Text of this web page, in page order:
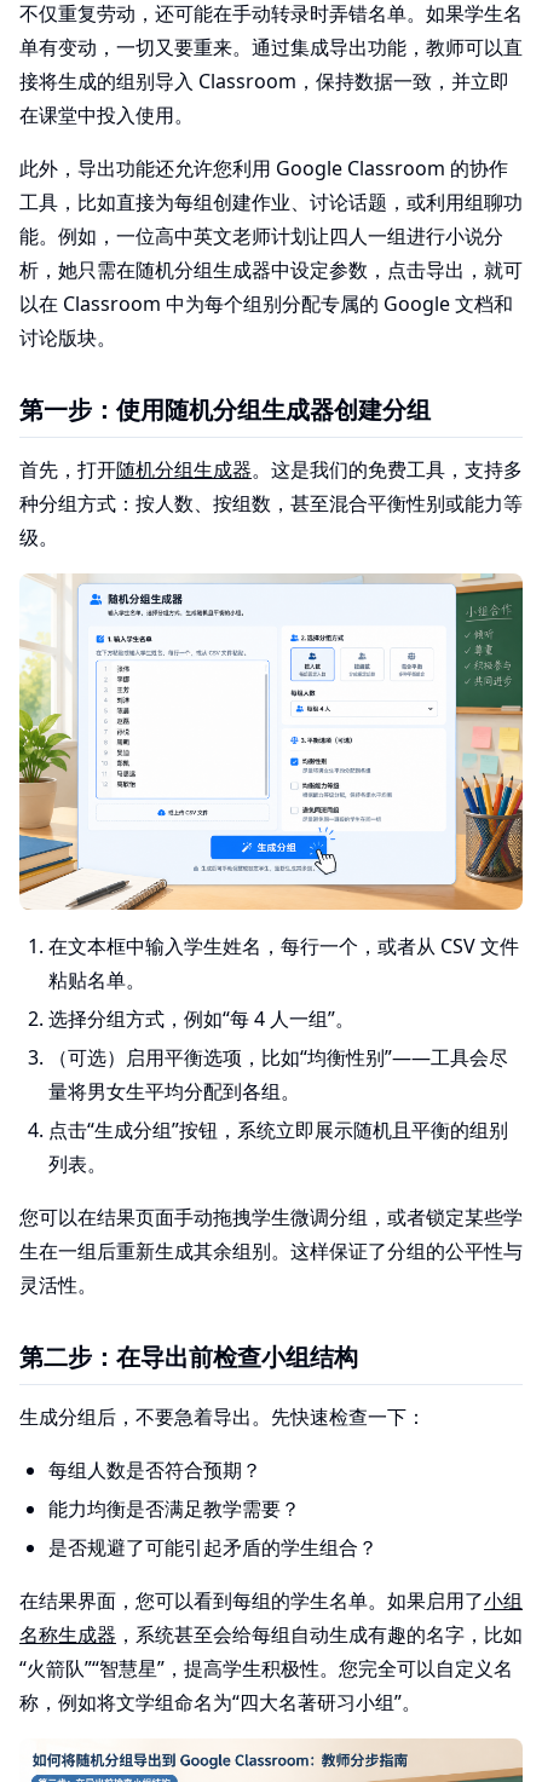
不仅重复劳动，还可能在手动转录时弄错名单。如果学生名
单有变动，一切又要重来。通过集成导出功能，教师可以直
接将生成的组别导入 Classroom，保持数据一致，并立即
在课堂中投入使用。
此外，导出功能还允许您利用 Google Classroom 的协作
工具，比如直接为每组创建作业、讨论话题，或利用组聊功
能。例如，一位高中英文老师计划让四人一组进行小说分
析，她只需在随机分组生成器中设定参数，点击导出，就可
以在 Classroom 中为每个组别分配专属的 Google 文档和
讨论版块。
第一步：使用随机分组生成器创建分组
首先，打开随机分组生成器。这是我们的免费工具，支持多
种分组方式：按人数、按组数，甚至混合平衡性别或能力等
级。
在文本框中输入学生姓名，每行一个，或者从 CSV 文件
粘贴名单。
选择分组方式，例如“每 4 人一组”。
（可选）启用平衡选项，比如“均衡性别”——工具会尽
量将男女生平均分配到各组。
点击“生成分组”按钮，系统立即展示随机且平衡的组别
列表。
您可以在结果页面手动拖拽学生微调分组，或者锁定某些学
生在一组后重新生成其余组别。这样保证了分组的公平性与
灵活性。
第二步：在导出前检查小组结构
生成分组后，不要急着导出。先快速检查一下：
每组人数是否符合预期？
能力均衡是否满足教学需要？
是否规避了可能引起矛盾的学生组合？
在结果界面，您可以看到每组的学生名单。如果启用了小组
名称生成器 ，系统甚至会给每组自动生成有趣的名字，比如
“火箭队”“智慧星”，提高学生积极性。您完全可以自定义名
称，例如将文学组命名为“四大名著研习小组”。